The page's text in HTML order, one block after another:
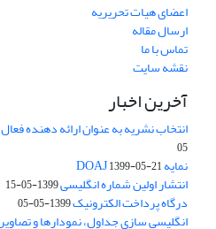
اعضای هیات تحریریه
ارسال مقاله
تماس با ما
نقشه سایت
آخرین اخبار
انتخاب نشریه به عنوان ارائه دهنده فعال
05
نمایه DOAJ1399-05-21
انتشار اولین شماره انگلیسی1399-05-15
درگاه پرداخت الکترونیک1399-05-05
انگلیسی سازی جداول، نمودارها و تصاویر